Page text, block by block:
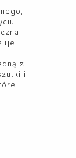
z
i